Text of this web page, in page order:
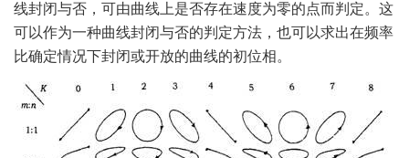
线封闭与否，可由曲线上是否存在速度为零的点而判定。这
可以作为一种曲线封闭与否的判定方法，也可以求出在频率
比确定情况下封闭或开放的曲线的初位相。